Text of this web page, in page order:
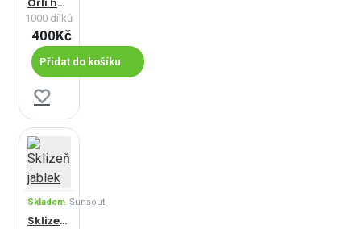
1000 dílků
400Kč
Přidat do košíku
Skladem Sunsout
Sklizeň jablek